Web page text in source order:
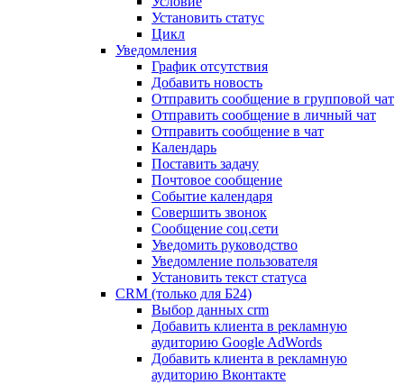
Установить статус
Цикл
Уведомления
График отсутствия
Добавить новость
Отправить сообщение в групповой чат
Отправить сообщение в личный чат
Отправить сообщение в чат
Календарь
Поставить задачу
Почтовое сообщение
Событие календаря
Совершить звонок
Сообщение соц.сети
Уведомить руководство
Уведомление пользователя
Установить текст статуса
CRM (только для Б24)
Выбор данных crm
Добавить клиента в рекламную
аудиторию Google AdWords
Добавить клиента в рекламную
аудиторию Вконтакте